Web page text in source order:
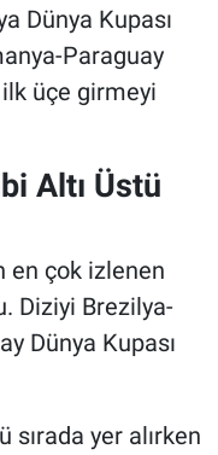
Dünya Kupası
Paraguay
üçe girmeyi
Altı Üstü
en çok izlenen
Diziyi Brezilya-
Dünya Kupası
yer alırken